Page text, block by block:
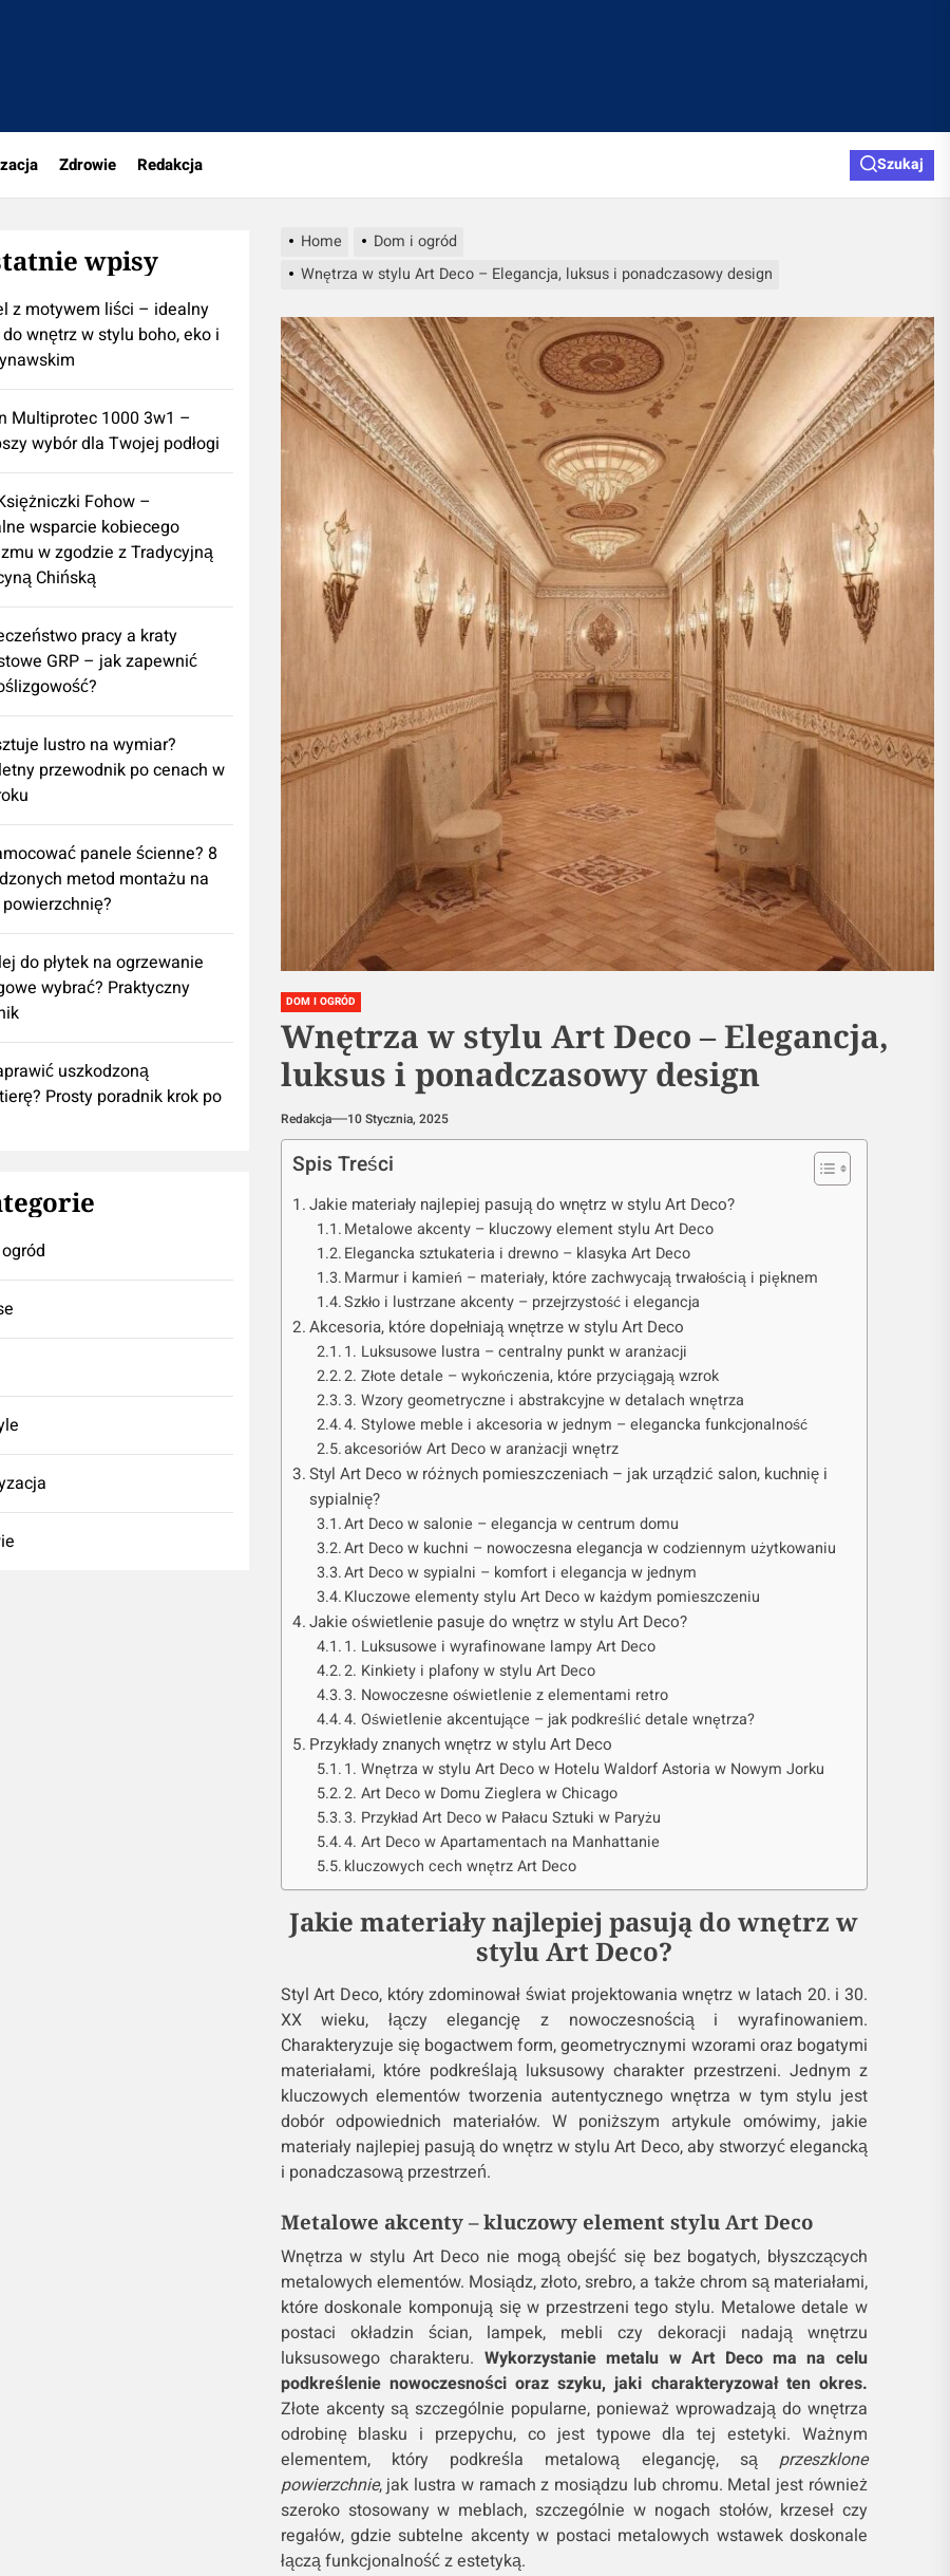
Zdrowie Redakcja Szukaj
Home
Dom i ogród
Wnętrza w stylu Art Deco – Elegancja, luksus i ponadczasowy design
DOM I OGRÓD
Wnętrza w stylu Art Deco – Elegancja,
luksus i ponadczasowy design
Redakcja 10 Stycznia, 2025
Spis Treści
Jakie materiały najlepiej pasują do wnętrz w stylu Art Deco?
Metalowe akcenty – kluczowy element stylu Art Deco
Elegancka sztukateria i drewno – klasyka Art Deco
Marmur i kamień – materiały, które zachwycają trwałością i pięknem
Szkło i lustrzane akcenty – przejrzystość i elegancja
Akcesoria, które dopełniają wnętrze w stylu Art Deco
1. Luksusowe lustra – centralny punkt w aranżacji
2. Złote detale – wykończenia, które przyciągają wzrok
3. Wzory geometryczne i abstrakcyjne w detalach wnętrza
4. Stylowe meble i akcesoria w jednym – elegancka funkcjonalność
akcesoriów Art Deco w aranżacji wnętrz
Styl Art Deco w różnych pomieszczeniach – jak urządzić salon, kuchnię i
sypialnię?
Art Deco w salonie – elegancja w centrum domu
Art Deco w kuchni – nowoczesna elegancja w codziennym użytkowaniu
Art Deco w sypialni – komfort i elegancja w jednym
Kluczowe elementy stylu Art Deco w każdym pomieszczeniu
Jakie oświetlenie pasuje do wnętrz w stylu Art Deco?
1. Luksusowe i wyrafinowane lampy Art Deco
2. Kinkiety i plafony w stylu Art Deco
3. Nowoczesne oświetlenie z elementami retro
4. Oświetlenie akcentujące – jak podkreślić detale wnętrza?
Przykłady znanych wnętrz w stylu Art Deco
1. Wnętrza w stylu Art Deco w Hotelu Waldorf Astoria w Nowym Jorku
2. Art Deco w Domu Zieglera w Chicago
3. Przykład Art Deco w Pałacu Sztuki w Paryżu
4. Art Deco w Apartamentach na Manhattanie
kluczowych cech wnętrz Art Deco
Jakie materiały najlepiej pasują do wnętrz w
stylu Art Deco?
Styl Art Deco, który zdominował świat projektowania wnętrz w latach 20. i 30.
XX wieku, łączy elegancję z nowoczesnością i wyrafinowaniem.
Charakteryzuje się bogactwem form, geometrycznymi wzorami oraz bogatymi
materiałami, które podkreślają luksusowy charakter przestrzeni. Jednym z
kluczowych elementów tworzenia autentycznego wnętrza w tym stylu jest
dobór odpowiednich materiałów. W poniższym artykule omówimy, jakie
materiały najlepiej pasują do wnętrz w stylu Art Deco, aby stworzyć elegancką
i ponadczasową przestrzeń.
Metalowe akcenty – kluczowy element stylu Art Deco
Wnętrza w stylu Art Deco nie mogą obejść się bez bogatych, błyszczących
metalowych elementów. Mosiądz, złoto, srebro, a także chrom są materiałami,
które doskonale komponują się w przestrzeni tego stylu. Metalowe detale w
postaci okładzin ścian, lampek, mebli czy dekoracji nadają wnętrzu
luksusowego charakteru. Wykorzystanie metalu w Art Deco ma na celu
podkreślenie nowoczesności oraz szyku, jaki charakteryzował ten okres.
Złote akcenty są szczególnie popularne, ponieważ wprowadzają do wnętrza
odrobinę blasku i przepychu, co jest typowe dla tej estetyki. Ważnym
elementem, który podkreśla metalową elegancję, są przeszklone
powierzchnie, jak lustra w ramach z mosiądzu lub chromu. Metal jest również
szeroko stosowany w meblach, szczególnie w nogach stołów, krzeseł czy
regałów, gdzie subtelne akcenty w postaci metalowych wstawek doskonale
łączą funkcjonalność z estetyką.
wpisy
z motywem liści – idealny
wnętrz w stylu boho, eko i
Multiprotec 1000 3w1 –
wybór dla Twojej podłogi
Fohow –
wsparcie kobiecego
w zgodzie z Tradycyjną
Chińską
pracy a kraty
GRP – jak zapewnić
lustro na wymiar?
przewodnik po cenach w
panele ścienne? 8
metod montażu na
do płytek na ogrzewanie
wybrać? Praktyczny
uszkodzoną
Prosty poradnik krok po